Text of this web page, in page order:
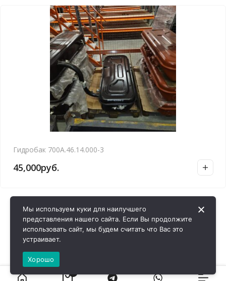
Гидробак 700А.46.14.000-3
45,000руб.
Мы используем куки для наилучшего
представления нашего сайта. Если Вы продолжите
использовать сайт, мы будем считать что Вас это
устраивает.
Хорошо